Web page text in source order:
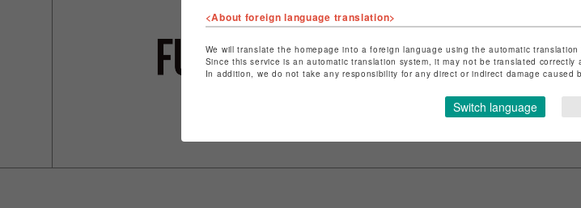
ショップ名
特定商取引法など法令に基づく表記はこ
ショップお問い合わせはこちら
<About foreign language translation>
We will translate the homepage into a foreign language using the automatic translation
Since this service is an automatic translation system, it may not be translated
In addition, we do not take any responsibility for any direct or indirect damage
Switch language